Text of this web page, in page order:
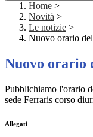
Home >
Novità >
Le notizie >
Nuovo orario
Nuovo orario
Pubblichiamo l'orario
sede Ferraris corso
Allegati